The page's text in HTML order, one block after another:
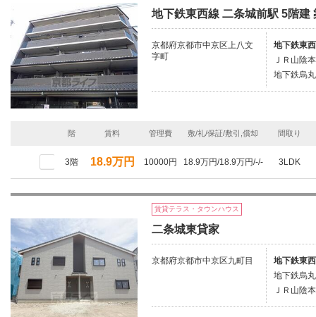
地下鉄東西線 二条城前駅 5階建
京都府京都市中京区上八文
字町
地下鉄東
ＪＲ山陰
地下鉄烏
階 賃料 管理費 敷/礼/保証/敷引,償却 間取り
3階 18.9万円 10000円 18.9万円/18.9万円/-/- 3LDK
賃貸テラス・タウンハウス
二条城東貸家
京都府京都市中京区九町目
地下鉄東
地下鉄烏
ＪＲ山陰